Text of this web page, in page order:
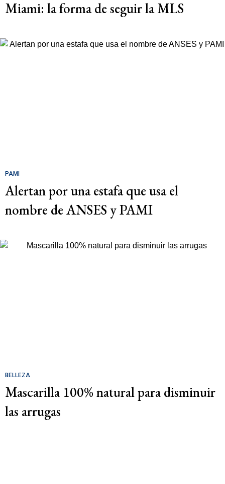
Miami: la forma de seguir la MLS
PAMI
Alertan por una estafa que usa el
nombre de ANSES y PAMI
BELLEZA
Mascarilla 100% natural para disminuir
las arrugas